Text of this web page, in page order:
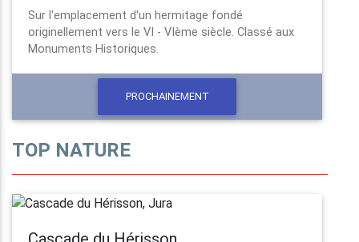
Sur l'emplacement d'un hermitage fondé
originellement vers le VI - VIème siècle. Classé aux
Monuments Historiques.
PROCHAINEMENT
TOP NATURE